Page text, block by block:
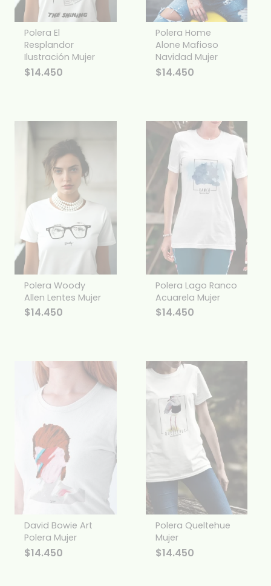
Polera El
Resplandor
Ilustración Mujer
$14.450
Polera Home
Alone Mafioso
Navidad Mujer
$14.450
Polera Woody
Allen Lentes Mujer
$14.450
Polera Lago Ranco
Acuarela Mujer
$14.450
David Bowie Art
Polera Mujer
$14.450
Polera Queltehue
Mujer
$14.450